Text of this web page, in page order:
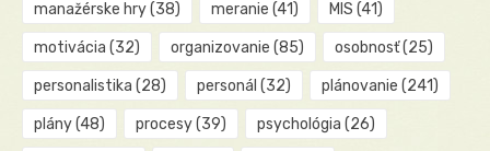
manažérske hry(38) meranie (41) MIS (41)
motivácia (32) organizovanie (85) osobnosť(25)
personalistika (28) personál (32) plánovanie (241)
plány(48) procesy(39) psychológia (26)